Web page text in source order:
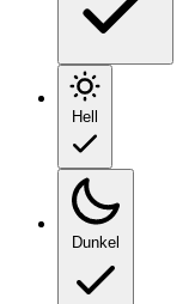
Hell
Dunkel